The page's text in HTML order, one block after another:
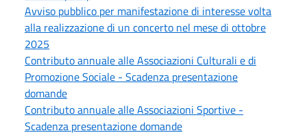
Avviso pubblico per manifestazione di interesse volta
alla realizzazione di un concerto nel mese di ottobre
2025
Contributo annuale alle Associazioni Culturali e di
Promozione Sociale - Scadenza presentazione
domande
Contributo annuale alle Associazioni Sportive -
Scadenza presentazione domande